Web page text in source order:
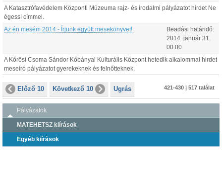
A Katasztrófavédelem Központi Múzeuma rajz- és irodalmi pályázatot hirdet Ne
égess! címmel.
Az én mesém 2014 - Írjunk együtt mesekönyvet!
Beadási határidő:
2014. január 31
00:00
A Kőrösi Csoma Sándor Kőbányai Kulturális Központ hetedik alkalommal hirdet
meseíró pályázatot gyerekeknek és felnőtteknek.
Előző 10 Következő 10 Ugrás 421-430 | 517 találat
Pályázatok
MATEHETSZ kiírások
Egyéb kiírások